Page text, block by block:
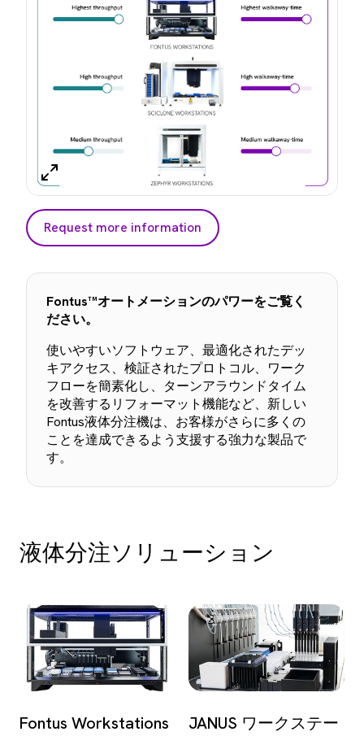
Request more information
Fontus™オートメーションのパワーをご覧く
ださい。
使いやすいソフトウェア、最適化されたデッ
キアクセス、検証されたプロトコル、ワーク
フローを簡素化し、ターンアラウンドタイム
を改善するリフォーマット機能など、新しい
Fontus液体分注機は、お客様がさらに多くの
ことを達成できるよう支援する強力な製品で
す。
液体分注ソリューション
Fontus Workstations
JANUS ワークステー